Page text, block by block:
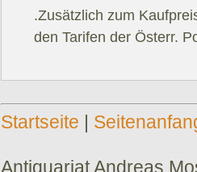
.Zusätzlich zum
den Tarifen der Österr.
Startseite |
Antiquariat Andreas